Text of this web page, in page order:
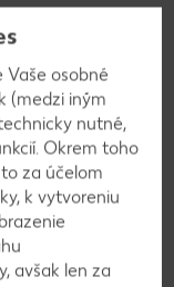
zmäklo.
vytrieme
tak, aby
Potom cesto
a jemne
a dno
Vaše osobné
(medzi iným
nutné,
Okrem toho
za účelom
k vytvoreniu
avšak len za